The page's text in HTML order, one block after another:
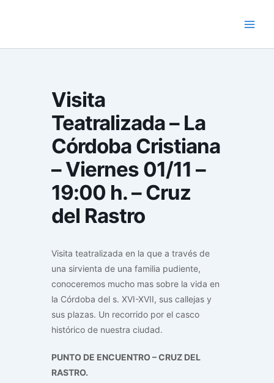
Visita
Teatralizada – La
Córdoba Cristiana
– Viernes 01/11 –
19:00 h. – Cruz
del Rastro
Visita teatralizada en la que a través de
una sirvienta de una familia pudiente,
conoceremos mucho mas sobre la vida en
la Córdoba del s. XVI-XVII, sus callejas y
sus plazas. Un recorrido por el casco
histórico de nuestra ciudad.
PUNTO DE ENCUENTRO – CRUZ DEL
RASTRO.